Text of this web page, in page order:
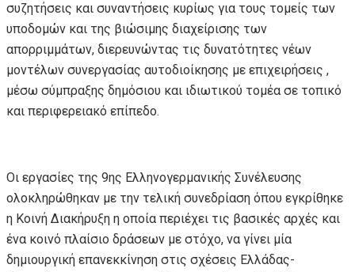
συζητήσεις και συναντήσεις κυρίως για τους τομείς των
υποδομών και της βιώσιμης διαχείρισης των
απορριμμάτων, διερευνώντας τις δυνατότητες νέων
μοντέλων συνεργασίας αυτοδιοίκησης με επιχειρήσεις ,
μέσω σύμπραξης δημόσιου και ιδιωτικού τομέα σε τοπικό
και περιφερειακό επίπεδο.
Οι εργασίες της 9ης Ελληνογερμανικής Συνέλευσης
ολοκληρώθηκαν με την τελική συνεδρίαση όπου εγκρίθηκε
η Κοινή Διακήρυξη η οποία περιέχει τις βασικές αρχές και
ένα κοινό πλαίσιο δράσεων με στόχο, να γίνει μία
δημιουργική επανεκκίνηση στις σχέσεις Ελλάδας-